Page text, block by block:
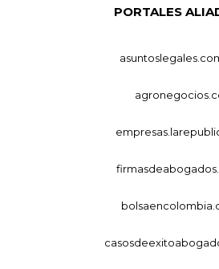
PORTALES